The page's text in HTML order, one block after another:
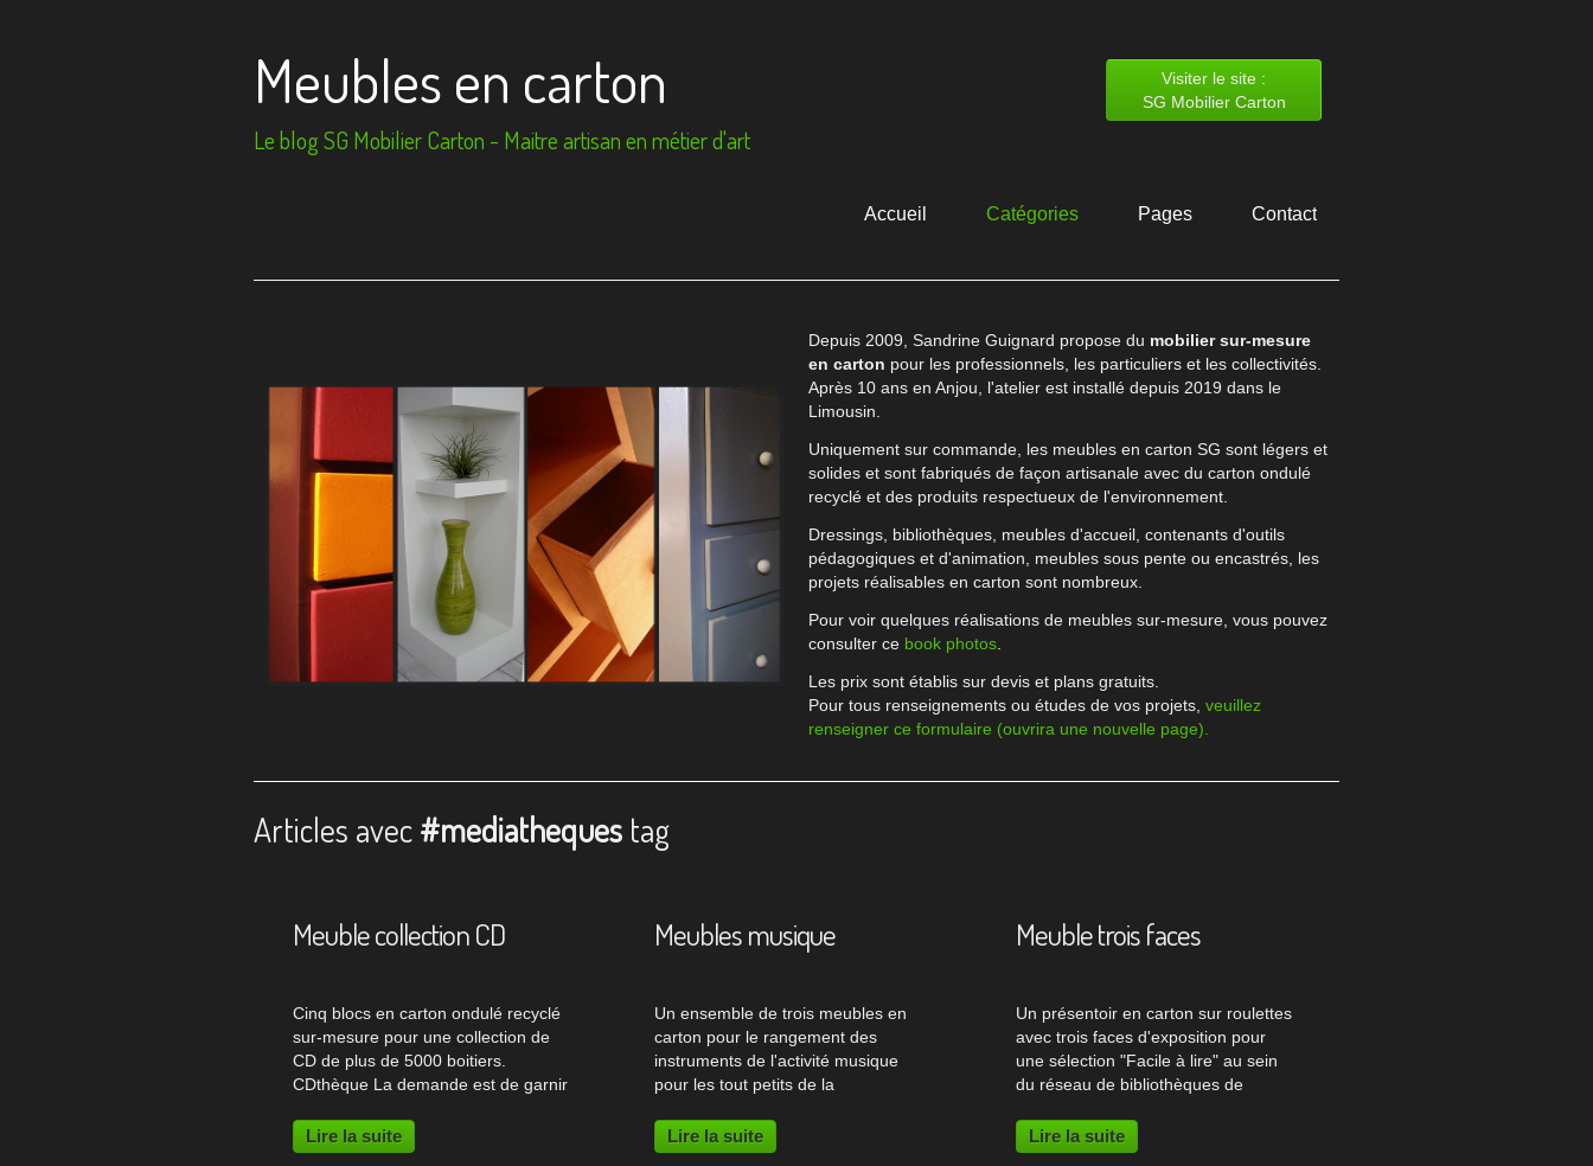
Meubles en carton
Visiter le site :
SG Mobilier Carton
Le blog SG Mobilier Carton - Maitre artisan en métier d'art
Accueil Catégories Pages Contact
Depuis 2009, Sandrine Guignard propose du mobilier sur-mesure
en carton pour les professionnels, les particuliers et les collectivités.
Après 10 ans en Anjou, l'atelier est installé depuis 2019 dans le
Limousin.
Uniquement sur commande, les meubles en carton SG sont légers et
solides et sont fabriqués de façon artisanale avec du carton ondulé
recyclé et des produits respectueux de l'environnement.
Dressings, bibliothèques, meubles d'accueil, contenants d'outils
pédagogiques et d'animation, meubles sous pente ou encastrés, les
projets réalisables en carton sont nombreux.
Pour voir quelques réalisations de meubles sur-mesure, vous pouvez
consulter ce book photos
Les prix sont établis sur devis et plans gratuits.
Pour tous renseignements ou études de vos projets, veuillez
renseigner ce formulaire (ouvrira une nouvelle page).
Articles avec#mediatheques tag
Meuble collection CD
Cinq blocs en carton ondulé recyclé
sur-mesure pour une collection de
CD de plus de 5000 boitiers.
CDthèque La demande est de garnir
des meubles sur-mesure destinés à
accueillir une collection de CD de
Lire la suite
Meubles musique
Un ensemble de trois meubles en
carton pour le rangement des
instruments de l'activité musique
pour les tout petits de la
itinérant Le meuble en carton a été
conçu selon les souhaits de l'équipe
Lire la suite
Meuble trois faces
Un présentoir en carton sur roulettes
avec trois faces d'exposition pour
une sélection "Facile à lire" au sein
du réseau de bibliothèques de
Bibliothèque Départementale de
l'Orne avait découvert le présentoir à
Lire la suite